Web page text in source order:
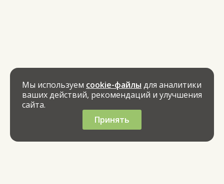
Мы используем cookie-файлы для аналитики
ваших действий, рекомендаций и улучшения
сайта.
Принять